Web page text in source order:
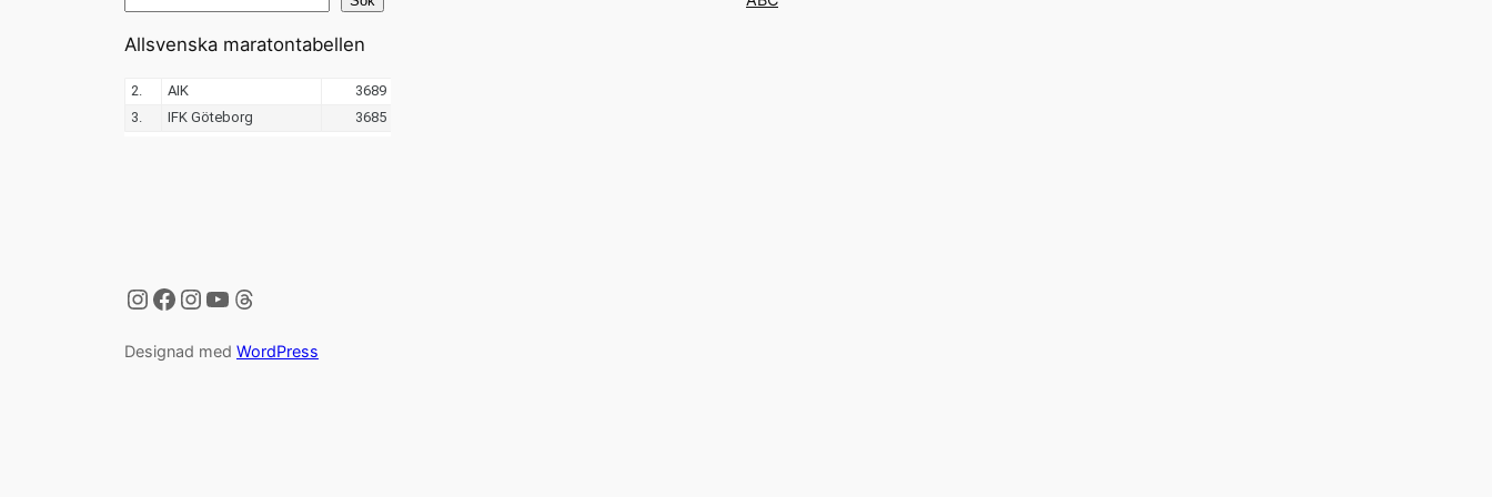
Allsvenska maratontabellen
Instagram
Facebook
Instagram
YouTube
Threads
Designad med WordPress